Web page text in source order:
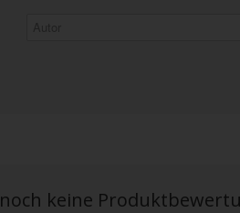
noch keine